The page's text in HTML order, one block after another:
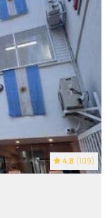
4.8 (109)